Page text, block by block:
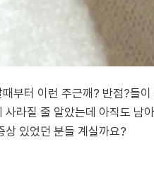
때부터 이런 주근깨? 반점?들
사라질 줄 알았는데 아직도 남